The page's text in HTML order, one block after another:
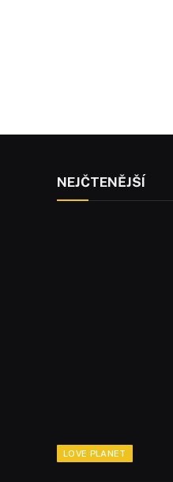
NEJČTENĚJŠÍ
LOVE PLANET